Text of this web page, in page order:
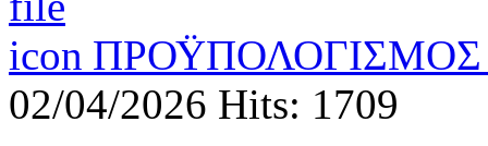
ΠΡΟΫΠΟΛΟΓΙΣΜΟΣ
02/04/2026 Hits: 1709